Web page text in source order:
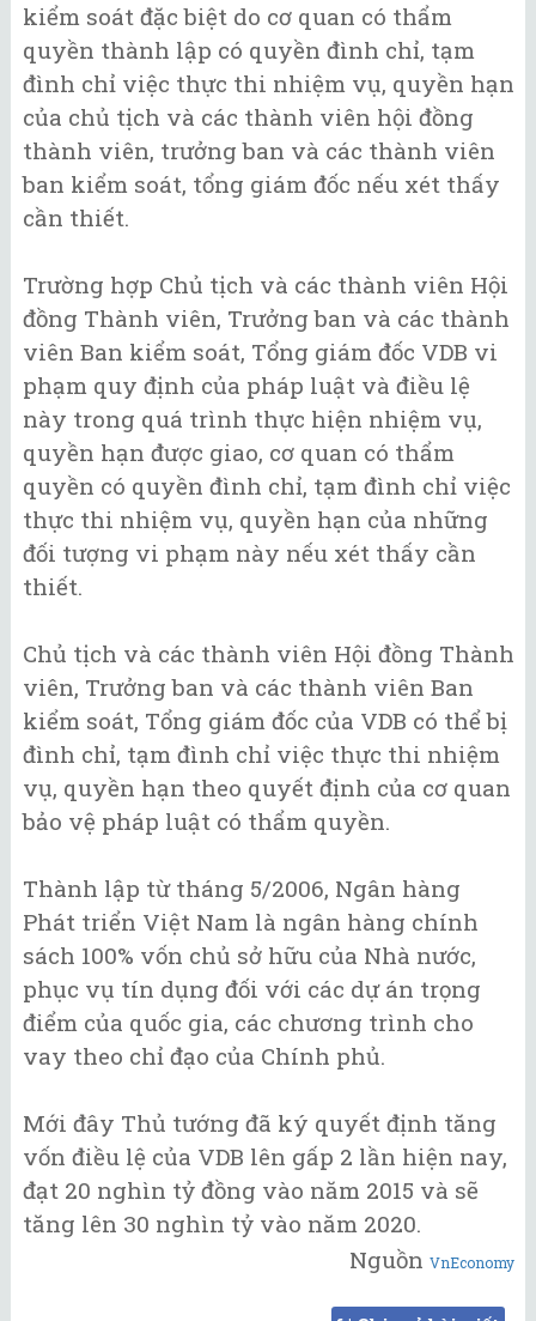
kiểm soát đặc biệt do cơ quan có thẩm
quyền thành lập có quyền đình chỉ, tạm
đình chỉ việc thực thi nhiệm vụ, quyền hạn
của chủ tịch và các thành viên hội đồng
thành viên, trưởng ban và các thành viên
ban kiểm soát, tổng giám đốc nếu xét thấy
cần thiết.
Trường hợp Chủ tịch và các thành viên Hội
đồng Thành viên, Trưởng ban và các thành
viên Ban kiểm soát, Tổng giám đốc VDB vi
phạm quy định của pháp luật và điều lệ
này trong quá trình thực hiện nhiệm vụ,
quyền hạn được giao, cơ quan có thẩm
quyền có quyền đình chỉ, tạm đình chỉ việc
thực thi nhiệm vụ, quyền hạn của những
đối tượng vi phạm này nếu xét thấy cần
thiết.
Chủ tịch và các thành viên Hội đồng Thành
viên, Trưởng ban và các thành viên Ban
kiểm soát, Tổng giám đốc của VDB có thể bị
đình chỉ, tạm đình chỉ việc thực thi nhiệm
vụ, quyền hạn theo quyết định của cơ quan
bảo vệ pháp luật có thẩm quyền.
Thành lập từ tháng 5/2006, Ngân hàng
Phát triển Việt Nam là ngân hàng chính
sách 100% vốn chủ sở hữu của Nhà nước,
phục vụ tín dụng đối với các dự án trọng
điểm của quốc gia, các chương trình cho
vay theo chỉ đạo của Chính phủ.
Mới đây Thủ tướng đã ký quyết định tăng
vốn điều lệ của VDB lên gấp 2 lần hiện nay,
đạt 20 nghìn tỷ đồng vào năm 2015 và sẽ
tăng lên 30 nghìn tỷ vào năm 2020.
Nguồn VnEconomy